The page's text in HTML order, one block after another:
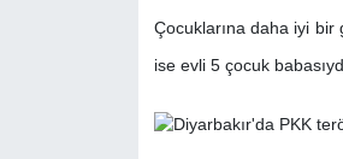
Çocuklarına daha iyi
ise evli 5 çocuk